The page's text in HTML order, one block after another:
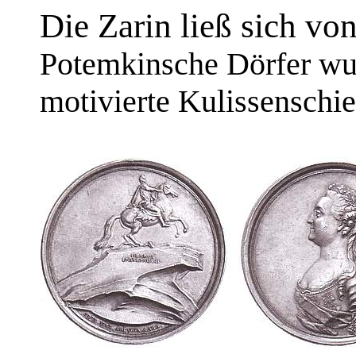
Die Zarin ließ sich
Potemkinsche Dörfer
motivierte